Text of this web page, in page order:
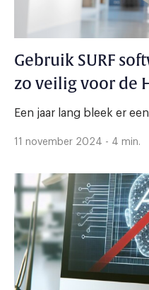
Gebruik SURF
zo veilig voor de
Een jaar lang bleek er
11 november 2024 - 4 min.